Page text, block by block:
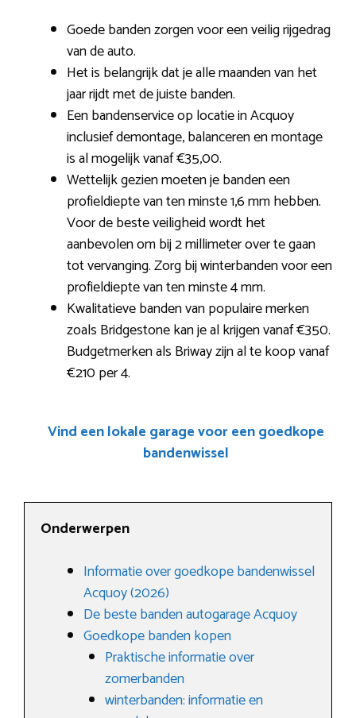
Goede banden zorgen voor een veilig rijgedrag
van de auto.
Het is belangrijk dat je alle maanden van het
jaar rijdt met de juiste banden.
Een bandenservice op locatie in Acquoy
inclusief demontage, balanceren en montage
is al mogelijk vanaf €35,00.
Wettelijk gezien moeten je banden een
profieldiepte van ten minste 1,6 mm hebben.
Voor de beste veiligheid wordt het
aanbevolen om bij 2 millimeter over te gaan
tot vervanging. Zorg bij winterbanden voor een
profieldiepte van ten minste 4 mm.
Kwalitatieve banden van populaire merken
zoals Bridgestone kan je al krijgen vanaf €350.
Budgetmerken als Briway zijn al te koop vanaf
€210 per 4.
Vind een lokale garage voor een goedkope
bandenwissel
Onderwerpen
Informatie over goedkope bandenwissel
Acquoy (2026)
De beste banden autogarage Acquoy
Goedkope banden kopen
Praktische informatie over
zomerbanden
winterbanden: informatie en